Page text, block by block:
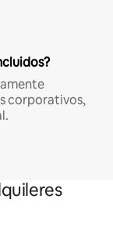
corporativos,